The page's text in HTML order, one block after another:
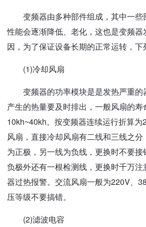
变频器由多种部件组成，其中一些
性能会逐渐降低、老化，这也是变频
因，为了保证设备长期的正常运转，下
(1)冷却风扇
变频器的功率模块是是发热严重的
产生的热量要及时排出，一般风扇的寿
10kh~40kh。按变频器连续运行折算为
风扇，直接冷却风扇有二线和三线之
为正极，另一线为负线，更换时不要接
负极外还有一根检测线，更换时千万
器过热报警。交流风扇一般为220V、
压等级不要搞错。
(2)滤波电容